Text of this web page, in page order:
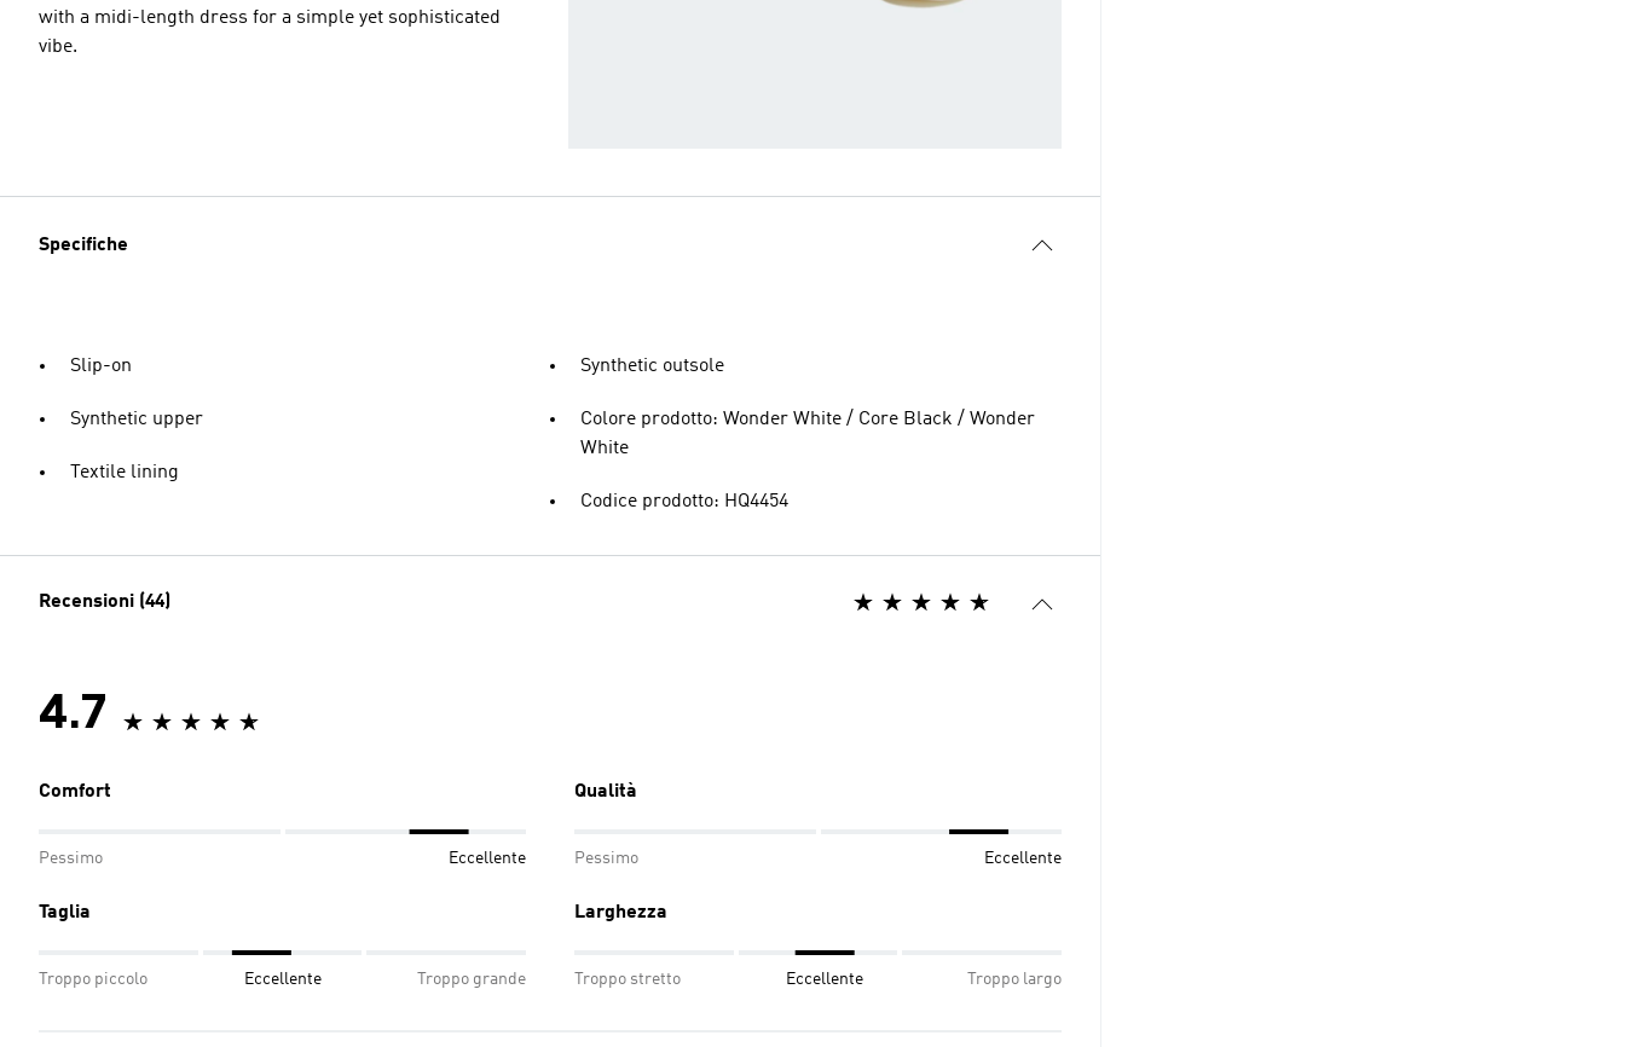
with a midi-length dress for a simple yet sophisticated
vibe.
Specifiche
Slip-on
Synthetic upper
Textile lining
Synthetic outsole
Colore prodotto: Wonder White / Core Black / Wonder
White
Codice prodotto: HQ4454
Recensioni (44)
4.7
Comfort
Pessimo Eccellente
Qualità
Pessimo Eccellente
Taglia
Troppo piccolo Eccellente Troppo grande
Larghezza
Troppo stretto Eccellente Troppo largo